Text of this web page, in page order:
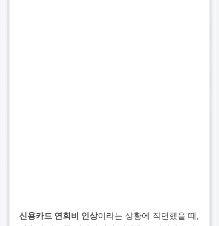
신용카드 연회비 인상이라는 상황에 직면했을 때,